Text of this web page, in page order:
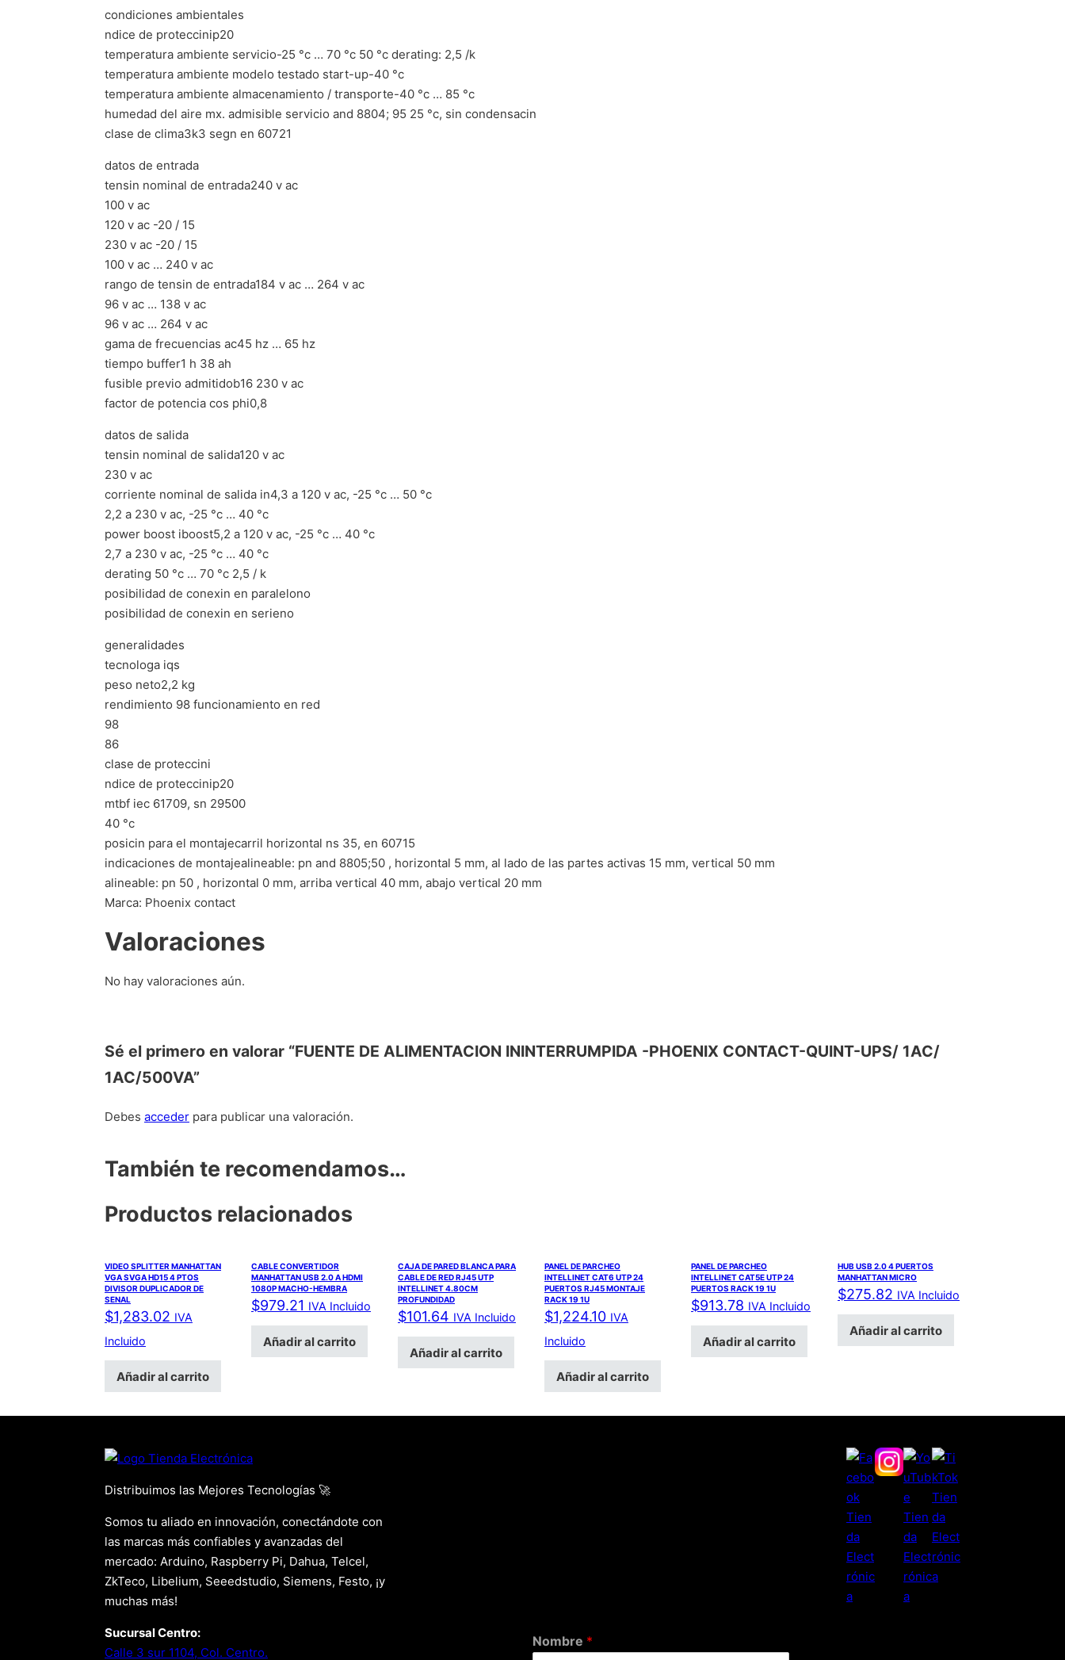
condiciones ambientales
ndice de proteccinip20
temperatura ambiente servicio-25 °c … 70 °c 50 °c derating: 2,5 /k
temperatura ambiente modelo testado start-up-40 °c
temperatura ambiente almacenamiento / transporte-40 °c … 85 °c
humedad del aire mx. admisible servicio and 8804; 95 25 °c, sin condensacin
clase de clima3k3 segn en 60721
datos de entrada
tensin nominal de entrada240 v ac
100 v ac
120 v ac -20 / 15
230 v ac -20 / 15
100 v ac … 240 v ac
rango de tensin de entrada184 v ac … 264 v ac
96 v ac … 138 v ac
96 v ac … 264 v ac
gama de frecuencias ac45 hz … 65 hz
tiempo buffer1 h 38 ah
fusible previo admitidob16 230 v ac
factor de potencia cos phi0,8
datos de salida
tensin nominal de salida120 v ac
230 v ac
corriente nominal de salida in4,3 a 120 v ac, -25 °c … 50 °c
2,2 a 230 v ac, -25 °c … 40 °c
power boost iboost5,2 a 120 v ac, -25 °c … 40 °c
2,7 a 230 v ac, -25 °c … 40 °c
derating 50 °c … 70 °c 2,5 / k
posibilidad de conexin en paralelono
posibilidad de conexin en serieno
generalidades
tecnologa iqs
peso neto2,2 kg
rendimiento 98 funcionamiento en red
98
86
clase de proteccini
ndice de proteccinip20
mtbf iec 61709, sn 29500
40 °c
posicin para el montajecarril horizontal ns 35, en 60715
indicaciones de montajealineable: pn and 8805;50 , horizontal 5 mm, al lado de las partes activas 15 mm, vertical 50 mm
alineable: pn 50 , horizontal 0 mm, arriba vertical 40 mm, abajo vertical 20 mm
Marca: Phoenix contact
Valoraciones
No hay valoraciones aún.
Sé el primero en valorar “FUENTE DE ALIMENTACION ININTERRUMPIDA -PHOENIX CONTACT-QUINT-UPS/ 1AC/
1AC/500VA”
Debes acceder para publicar una valoración.
También te recomendamos…
Productos relacionados
VIDEO SPLITTER MANHATTAN
VGA SVGA HD15 4 PTOS
DIVISOR DUPLICADOR DE
SENAL
$1,283.02 IVA
Incluido
Añadir al carrito
CABLE CONVERTIDOR
MANHATTAN USB 2.0 A HDMI
1080P MACHO-HEMBRA
$979.21 IVA Incluido
Añadir al carrito
CAJA DE PARED BLANCA PARA
CABLE DE RED RJ45 UTP
INTELLINET 4.80CM
PROFUNDIDAD
$101.64 IVA Incluido
Añadir al carrito
PANEL DE PARCHEO
INTELLINET CAT6 UTP 24
PUERTOS RJ45 MONTAJE
RACK 19 1U
$1,224.10 IVA
Incluido
Añadir al carrito
PANEL DE PARCHEO
INTELLINET CAT5E UTP 24
PUERTOS RACK 19 1U
$913.78 IVA Incluido
Añadir al carrito
HUB USB 2.0 4 PUERTOS
MANHATTAN MICRO
$275.82 IVA Incluido
Añadir al carrito
Distribuimos las Mejores Tecnologías 🚀
Somos tu aliado en innovación, conectándote con
las marcas más confiables y avanzadas del
mercado: Arduino, Raspberry Pi, Dahua, Telcel,
ZkTeco, Libelium, Seeedstudio, Siemens, Festo, ¡y
muchas más!
Sucursal Centro:
Calle 3 sur 1104, Col. Centro.
Nombre *